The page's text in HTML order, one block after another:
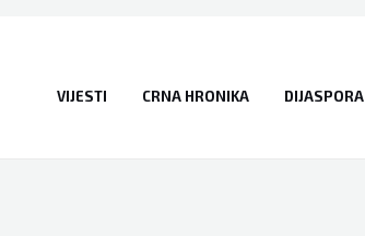
VIJESTI CRNA HRONIKA DIJASPORA